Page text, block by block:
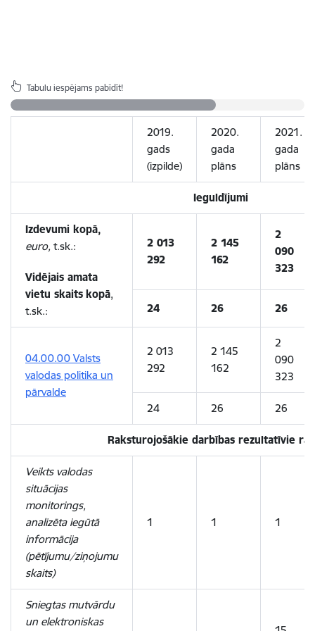
Tabulu iespējams pabīdīt!
2019.
gads
(izpilde)
2020.
gada
plāns
2021.
gada
plāns
Ieguldījumi
Izdevumi kopā,
euro, t.sk.:
Vidējais amata
vietu skaits kopā,
t.sk.:
2 013
292
2 145
162
2
090
323
24 26 26
04.00.00 Valsts
valodas politika un
pārvalde
2 013
292
2 145
162
2
090
323
24 26 26
Raksturojošākie darbības rezultatīvie
Veikts valodas
situācijas
monitorings,
analizēta iegūtā
informācija
(pētījumu/ziņojumu
skaits)
1 1 1
Sniegtas mutvārdu
un elektroniskas